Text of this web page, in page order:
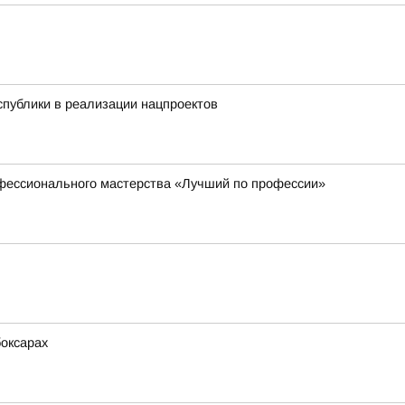
в реализации нацпроектов
мастерства «Лучший по профессии»